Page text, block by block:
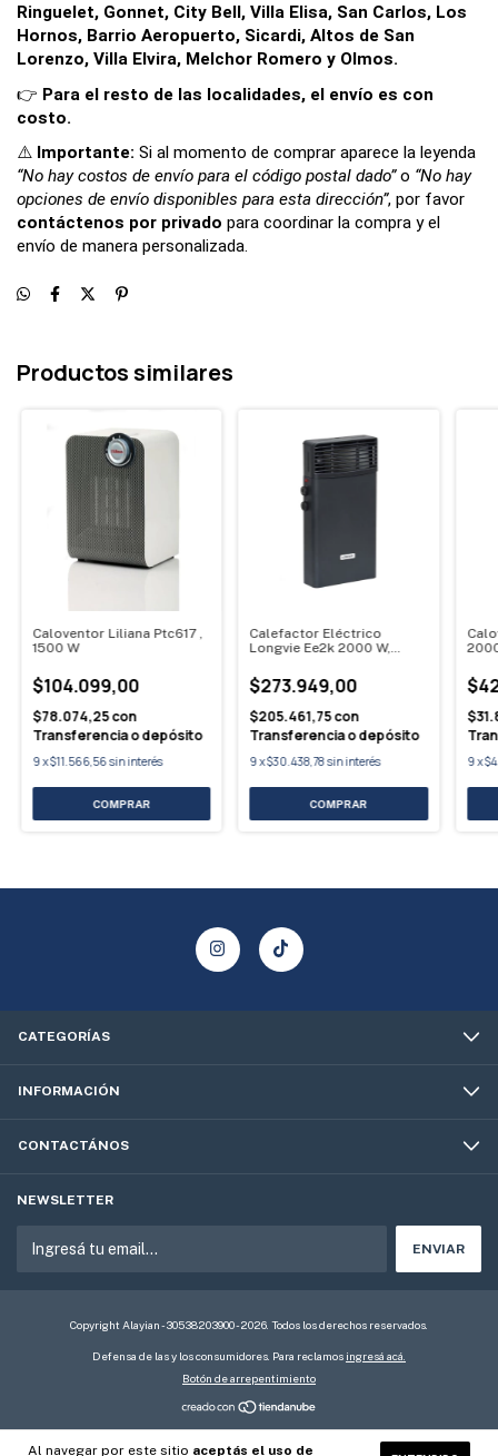
Al navegar por este sitio aceptás el uso de
Ringuelet, Gonnet, City Bell, Villa Elisa, San Carlos, Los
Hornos, Barrio Aeropuerto, Sicardi, Altos de San
Lorenzo, Villa Elvira, Melchor Romero y Olmos.
👉 Para el resto de las localidades, el envío es con
costo.
⚠️ Importante: Si al momento de comprar aparece la leyenda
“No hay costos de envío para el código postal dado”o “No hay
opciones de envío disponibles para esta dirección”, por favor
contáctenos por privado para coordinar la compra y el
envío de manera personalizada.
Productos similares
Caloventor Liliana Ptc617 ,
1500 W
$104.099,00
$78.074,25con
Transferencia o depósito
9x$11.566,56sin interés
Calefactor Eléctrico
Longvie Ee2k 2000 W,
$273.949,00
$205.461,75con
Transferencia o depósito
9x$30.438,78sin interés 9x
CATEGORÍAS
INFORMACIÓN
CONTACTÁNOS
NEWSLETTER
Copyright Alayian - 30538203900 - 2026. Todos los derechos reservados.
Defensa de las y los consumidores. Para reclamos ingresá acá.
Botón de arrepentimiento